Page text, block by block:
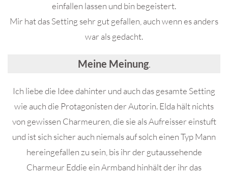
einfallen lassen und bin begeistert.
Mir hat das Setting sehr gut gefallen, auch wenn es anders
war als gedacht.
Meine Meinung.
Ich liebe die Idee dahinter und auch das gesamte Setting
wie auch die Protagonisten der Autorin. Elda hält nichts
von gewissen Charmeuren, die sie als Aufreisser einstuft
und ist sich sicher auch niemals auf solch einen Typ Mann
hereingefallen zu sein, bis ihr der gutaussehende
Charmeur Eddie ein Armband hinhält der ihr das